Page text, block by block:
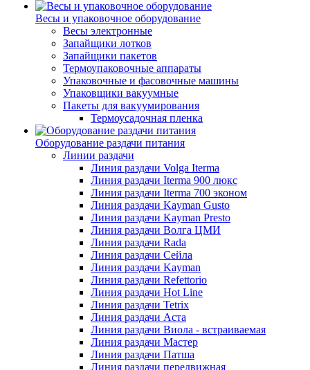
Весы и упаковочное оборудование
Весы электронные
Запайщики лотков
Запайщики пакетов
Термоупаковочные аппараты
Упаковочные и фасовочные машины
Упаковщики вакуумные
Пакеты для вакуумирования
Термоусадочная пленка
Оборудование раздачи питания
Линии раздачи
Линия раздачи Volga Iterma
Линия раздачи Iterma 900 люкс
Линия раздачи Iterma 700 эконом
Линия раздачи Kayman Gusto
Линия раздачи Kayman Presto
Линия раздачи Волга ЦМИ
Линия раздачи Rada
Линия раздачи Сейла
Линия раздачи Kayman
Линия раздачи Refettorio
Линия раздачи Hot Line
Линия раздачи Tetrix
Линия раздачи Аста
Линия раздачи Виола - встраиваемая
Линия раздачи Мастер
Линия раздачи Патша
Линия раздачи передвижная